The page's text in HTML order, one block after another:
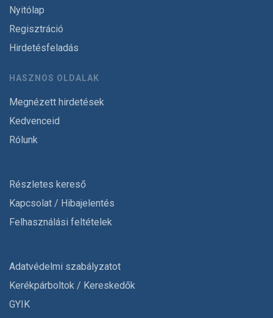
Nyitólap
Regisztráció
Hirdetésfeladás
HASZNOS OLDALAK
Megnézett hirdetések
Kedvenceid
Rólunk
Részletes kereső
Kapcsolat / Hibajelentés
Felhasználási feltételek
Adatvédelmi szabályzatot
Kerékpárboltok / Kereskedők
GYIK